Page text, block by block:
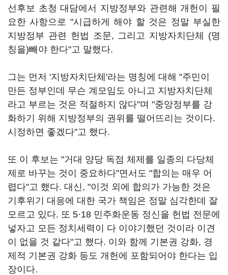
선후보 초청 대담에서 지방정부와 관련해 개헌이 필
요한 사항으로 "시급하게 해야 할 것은 정말 부실한
지방정부 관련 헌법 조문, 그리고 지방자치단체 (명
칭을)빼야 한다"고 말했다.
그는 먼저 '지방자치단체'라는 명칭에 대해 "주민이
만든 정부인데 무슨 계모임도 아니고 지방자치단체
라고 부르는 것은 적절하지 않다"며 "중앙정부를 강
화하기 위해 지방정부의 권위를 떨어뜨리는 것이다.
시정하면 좋겠다"고 했다.
또 이 후보는 "거대 양당 독점 체제를 일종의 다당체
제로 바꾸는 것이 중요하다"면서도 "합의는 매우 어
렵다"고 했다. 대신, "이것 외에 합의가 가능한 것은
기후위기 대응에 대한 국가 책임은 정말 심각한데 잘
모르고 있다. 또 5·18 민주화운동 정신을 헌법 전문에
넣자고 모든 정치세력이 다 이야기했던 것이라 이견
이 없을 것 같다"고 했다. 이와 함께 기본권 강화, 경
제적 기본권 강화 등도 개헌에 포함되어야 한다는 입
장이다.